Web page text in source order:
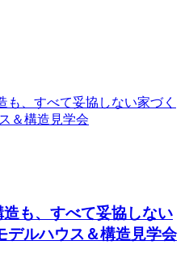
も、すべて妥協しない
デルハウス＆構造見学会